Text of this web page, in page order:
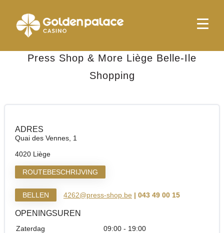
Startpagina
Press Shop & More Liège Belle-Ile
Shopping
ADRES
Quai des Vennes, 1
4020 Liège
ROUTEBESCHRIJVING
BELLEN 4262@press-shop.be | 043 49 00 15
OPENINGSUREN
Zaterdag 09:00 - 19:00